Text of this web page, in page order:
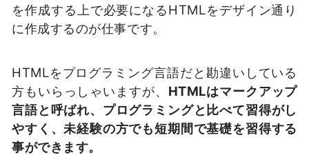
を作成する上で必要になるHTMLをデザイン通り
に作成するのが仕事です。
HTMLをプログラミング言語だと勘違いしている
方もいらっしゃいますが、 HTMLはマークアップ
言語と呼ばれ、プログラミングと比べて習得がし
やすく、未経験の方でも短期間で基礎を習得する
事ができます。